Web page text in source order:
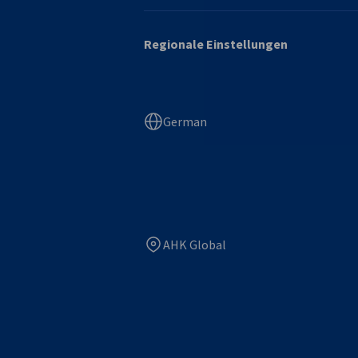
Regionale Einstellungen
German
AHK Global